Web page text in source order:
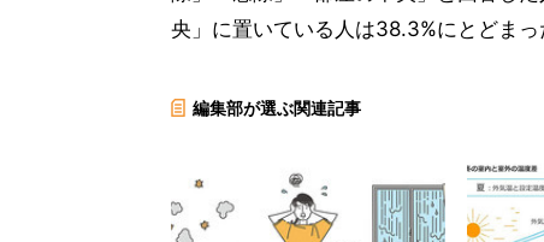
央」に置いている人は38.3%にとどまっ
編集部が選ぶ関連記事